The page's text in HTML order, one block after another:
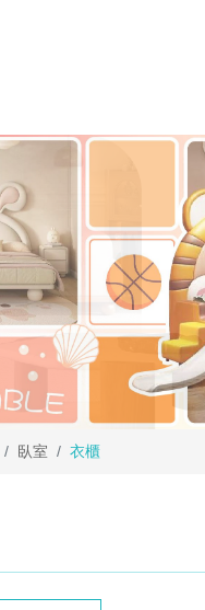
臥室 衣櫃